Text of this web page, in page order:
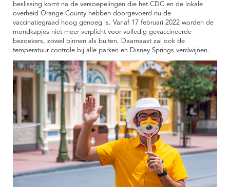
beslissing komt na de versoepelingen die het CDC en de lokale
overheid Orange County hebben doorgevoerd nu de
vaccinatiegraad hoog genoeg is. Vanaf 17 februari 2022 worden de
mondkapjes niet meer verplicht voor volledig gevaccineerde
bezoekers, zowel binnen als buiten. Daarnaast zal ook de
temperatuur controle bij alle parken en Disney Springs verdwijnen.